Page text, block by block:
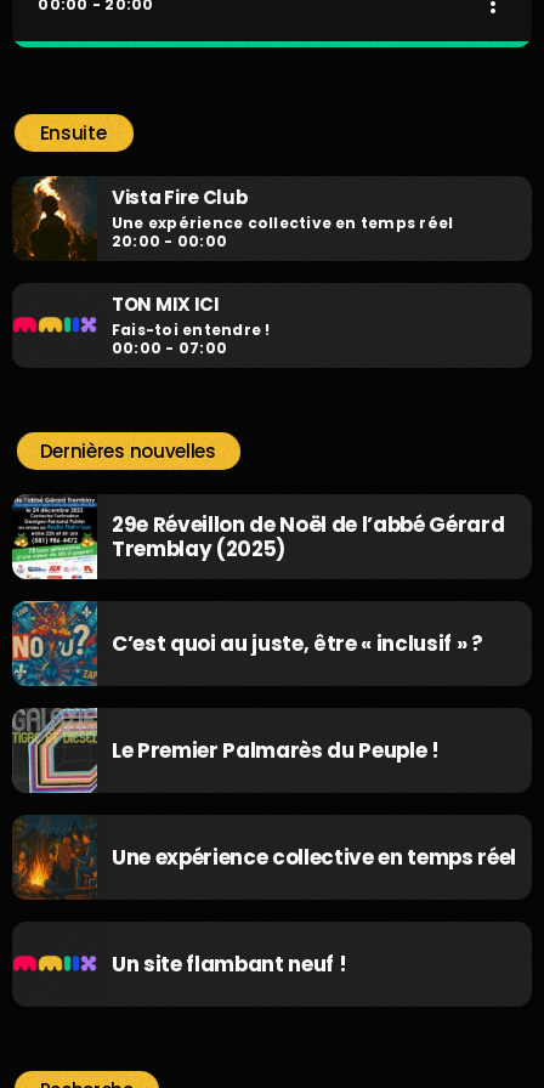
00:00 - 20:00
Fais-toi entendre !
Ensuite
Vista Fire Club
Une expérience collective en temps réel
20:00 - 00:00
TON MIX ICI
Fais-toi entendre !
00:00 - 07:00
Dernières nouvelles
29e Réveillon de Noël de l’abbé Gérard
Tremblay (2025)
C’est quoi au juste, être « inclusif » ?
Le Premier Palmarès du Peuple !
Une expérience collective en temps réel
Un site flambant neuf !